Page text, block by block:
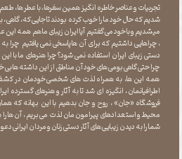
تجربیات و عناصر خاطره انگیز همین سفرها ، با عطر ها ،
شدیم که حال خود ما را خوب کرده بودند تا جایی که، گاهی
میشدیم و با خود می گفتیم آیا ایران زیبای ما هم همه این
، چراهایی داشتیم که برای آن ها پاسخی نمی یافتیم چرا به
دستی زیبای ایران استفاده نمی شود؟چرا هنرهای ما با
چرا حتی گاهی بومی های خود آن مناطق از این داشته ها بی
همه این ها، به همراه لذت های شخصی خودمان در
اطرافیانمان ، انگیزه ای شد تا به آثار و هنرهای گسترده
فروشگاه «جان» ، روح و جان بدهیم با این بهانه که
محیط و استعدادهای پیرامون مان لذت می بریم ، آن ها را
شما را به دیدن زیبایی های آثار دستی زنان و مردان ایرانی